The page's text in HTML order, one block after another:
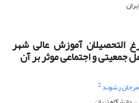
التحصیلان آموزش عالی شهر
جمعیتی و اجتماعی موثر بر آن
مرجان رشوند 2